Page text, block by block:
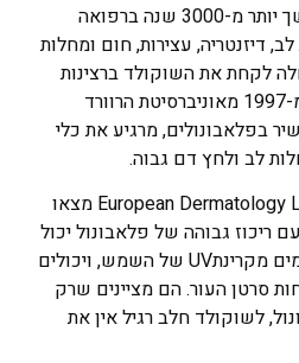
השוקולד היה בשימוש במשך יותר מ-3000 שנה ברפואה
דיזנטריה, עצירות, חום ומחלות
לקחת את השוקולד ברצינות
לפני כעשור, כאשר מחקר מ-1997 מאוניברסיטת הרוורד
בפלאבונולים, מרגיע את כלי
לב ולחץ דם גבוה.
לאחרונה מדענים מ-European Dermatology London מצאו
גבוהה של פלאבונול יכול
לסייע במניעת קמטים הנגרמים מקרינתUV של השמש, ויכולים
סרטן העור. הם מציינים שרק
לשוקולד חלב רגיל אין את